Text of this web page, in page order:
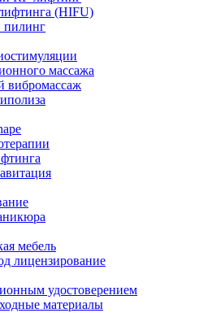
(HIFU)
пилинг
массажа
вибромассаж
мебель
лицензирование
удостоверением
материалы